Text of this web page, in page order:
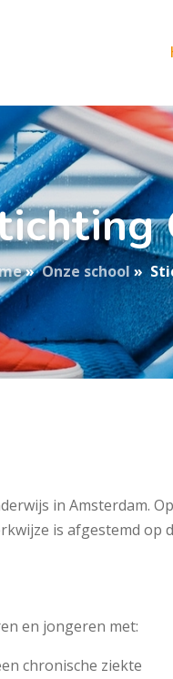
» Onze school »
in Amsterdam.
is afgestemd
en jongeren met:
chronische ziekte